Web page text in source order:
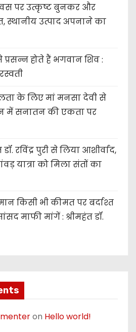
पर उत्कृष्ट बुनकर और
स्थानीय उत्पाद अपनाने का
होते हैं भगवान शिव :
के लिए मां मनसा देवी से
में सनातन की एकता पर
रविंद्र पुरी से लिया आशीर्वाद,
यात्रा को मिला संतों का
किसी भी कीमत पर बर्दाश्त
माफी मांगें : श्रीमहंत डॉ.
on Hello world!